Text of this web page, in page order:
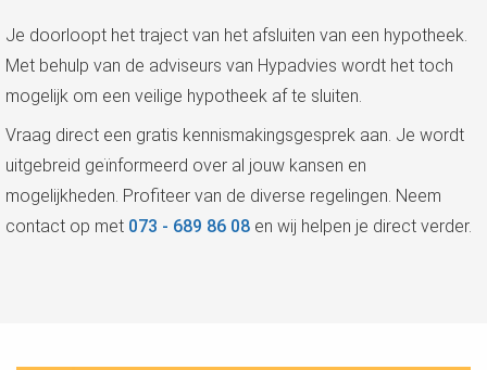
Je doorloopt het traject van het afsluiten van een hypotheek.
Met behulp van de adviseurs van Hypadvies wordt het toch
mogelijk om een veilige hypotheek af te sluiten.
Vraag direct een gratis kennismakingsgesprek aan. Je wordt
uitgebreid geïnformeerd over al jouw kansen en
mogelijkheden. Profiteer van de diverse regelingen. Neem
contact op met 073 - 689 86 08 en wij helpen je direct verder.